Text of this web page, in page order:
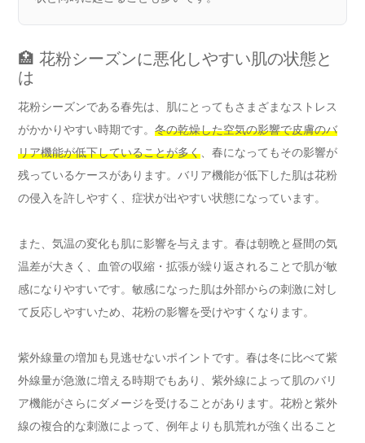
🏥 花粉シーズンに悪化しやすい肌の状態と
は
花粉シーズンである春先は、肌にとってもさまざまなストレス
がかかりやすい時期です。 冬の乾燥した空気の影響で皮膚のバ
リア機能が低下していることが多く、春になってもその影響が
残っているケースがあります。バリア機能が低下した肌は花粉
の侵入を許しやすく、症状が出やすい状態になっています。
また、気温の変化も肌に影響を与えます。春は朝晩と昼間の気
温差が大きく、血管の収縮・拡張が繰り返されることで肌が敏
感になりやすいです。敏感になった肌は外部からの刺激に対し
て反応しやすいため、花粉の影響を受けやすくなります。
紫外線量の増加も見逃せないポイントです。春は冬に比べて紫
外線量が急激に増える時期でもあり、紫外線によって肌のバリ
ア機能がさらにダメージを受けることがあります。花粉と紫外
線の複合的な刺激によって、例年よりも肌荒れが強く出ること